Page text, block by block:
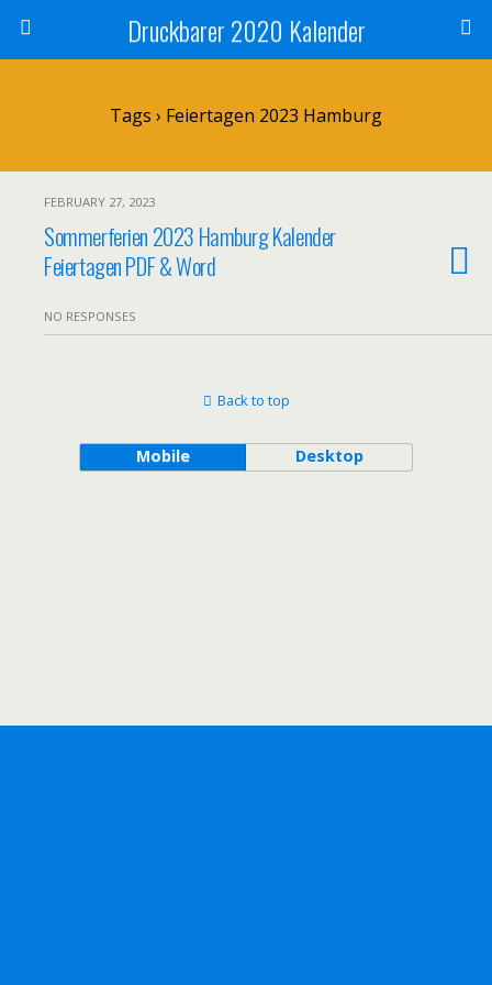
Druckbarer 2020 Kalender
Tags › Feiertagen 2023 Hamburg
FEBRUARY 27, 2023
Sommerferien 2023 Hamburg Kalender
Feiertagen PDF & Word
NO RESPONSES
Back to top
Mobile Desktop